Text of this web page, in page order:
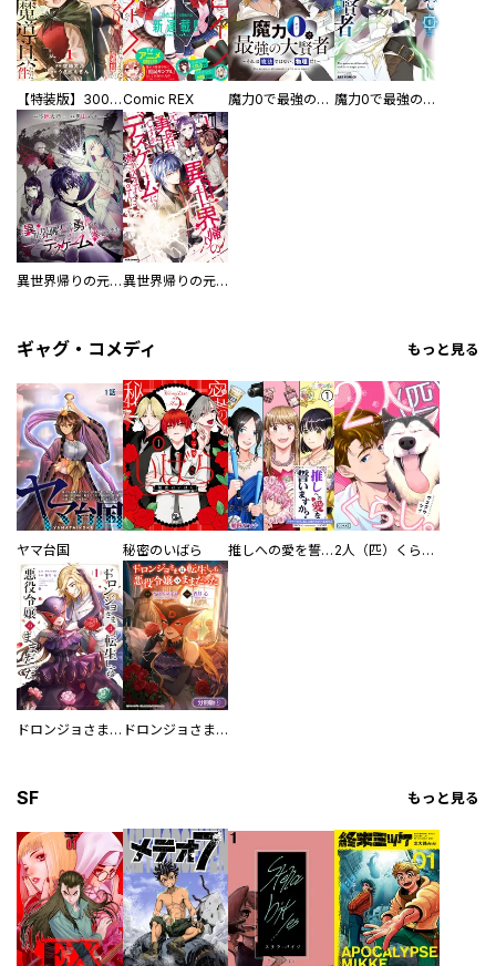
【特装版】300年引きこもり、作り続けてしまった骨董品《魔導具》が、軒並みチート級の魔導具だった件Comic REX 魔力0で最強の大賢者～それは魔法ではない、物理だ！～ 連載版 魔力0で最強の大賢者 ～それは魔法ではない、物理だ！～
異世界帰りの元勇者ですが、デスゲームに巻き込まれました 連載版 異世界帰りの元勇者ですが、デスゲームに巻き込まれました
ギャグ・コメディ もっと見る
ヤマ台国 秘密のいばら 推しへの愛を誓いますか？～アラサー女子、推しは逃げぬが人生逃げる～ 2人（匹）くらし。
ドロンジョさまは転生しても悪役令嬢のままだった ドロンジョさまは転生しても悪役令嬢のままだった【分冊版】
SF もっと見る